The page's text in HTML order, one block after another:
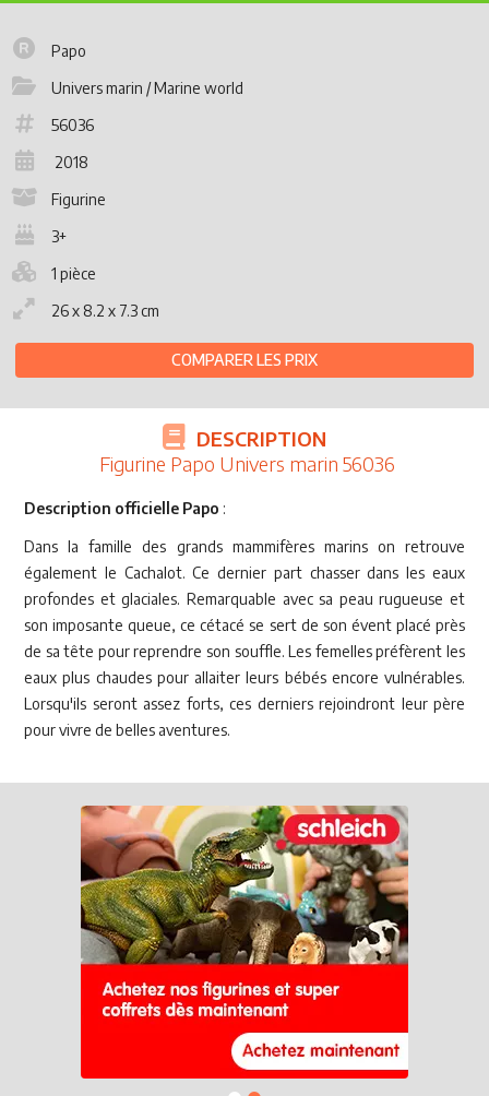
Papo
Univers marin / Marine world
56036
2018
Figurine
3+
1 pièce
26 x 8.2 x 7.3 cm
COMPARER LES PRIX
DESCRIPTION
Figurine Papo Univers marin 56036
Description officielle Papo :
Dans la famille des grands mammifères marins on retrouve
également le Cachalot. Ce dernier part chasser dans les eaux
profondes et glaciales. Remarquable avec sa peau rugueuse et
son imposante queue, ce cétacé se sert de son évent placé près
de sa tête pour reprendre son souffle. Les femelles préfèrent les
eaux plus chaudes pour allaiter leurs bébés encore vulnérables.
Lorsqu'ils seront assez forts, ces derniers rejoindront leur père
pour vivre de belles aventures.